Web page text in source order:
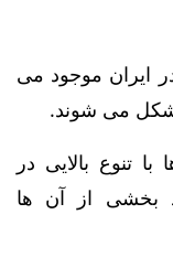
ایران موجود می
می شوند.
تنوع بالایی در
بخشی از آن ها